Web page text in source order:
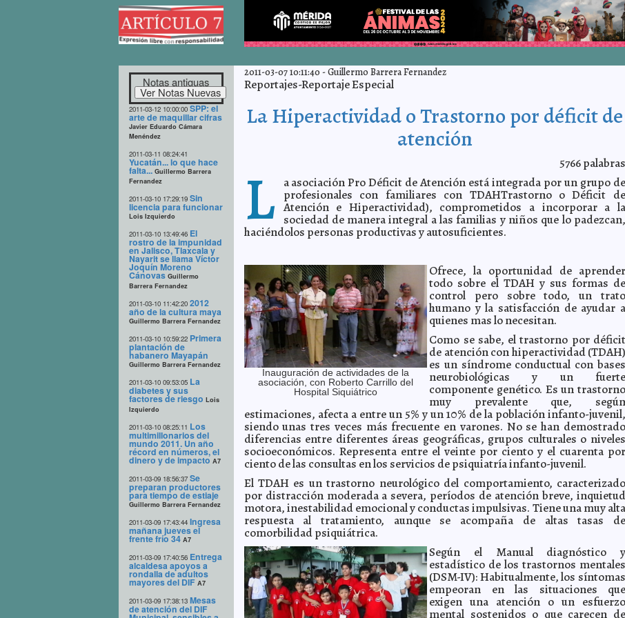
Notas antiguas
2011-03-12 10:00:00 SPP: el
arte de maquillar cifras
Javier Eduardo Cámara
Menéndez
2011-03-11 08:24:41
Yucatán... lo que hace
falta... Guillermo Barrera
Fernandez
2011-03-10 17:29:19 Sin
licencia para funcionar
Lois Izquierdo
2011-03-10 13:49:46 El
rostro de la impunidad
en Jalisco, Tlaxcala y
Nayarit se llama Víctor
Joquín Moreno
Cánovas Guillermo
Barrera Fernandez
2011-03-10 11:42:20 2012
año de la cultura maya
Guillermo Barrera Fernandez
2011-03-10 10:59:22 Primera
plantación de
habanero Mayapán
Guillermo Barrera Fernandez
2011-03-10 09:53:05 La
diabetes y sus
factores de riesgo Lois
Izquierdo
2011-03-10 08:25:11 Los
multimillonarios del
mundo 2011. Un año
récord en números, el
dinero y de impacto A7
2011-03-09 18:56:37 Se
preparan productores
para tiempo de estiaje
Guillermo Barrera Fernandez
2011-03-09 17:43:44 Ingresa
mañana jueves el
frente frío 34 A7
2011-03-09 17:40:56 Entrega
alcaldesa apoyos a
rondalla de adultos
mayores del DIF A7
2011-03-09 17:38:13 Mesas
de atención del DIF
2011-03-07 10:11:40 -Guillermo Barrera Fernandez
Reportajes-Reportaje Especial
La Hiperactividad o Trastorno por déficit de
atención
5766palabras
L a asociación Pro Déficit de Atención está integrada por un grupo de
profesionales con familiares con TDAHTrastorno o Déficit de
Atención e Hiperactividad), comprometidos a incorporar a la
sociedad de manera integral a las familias y niños que lo padezcan,
haciéndolos personas productivas y autosuficientes.
Inauguración de actividades de la
asociación, con Roberto Carrillo del
Hospital Siquiátrico
Ofrece, la oportunidad de aprender
todo sobre el TDAH y sus formas de
control pero sobre todo, un trato
humano y la satisfacción de ayudar a
quienes mas lo necesitan.
Como se sabe, el trastorno por déficit
de atención con hiperactividad (TDAH)
es un síndrome conductual con bases
neurobiológicas y un fuerte
componente genético. Es un trastorno
muy prevalente que, según
estimaciones, afecta a entre un 5% y un 10% de la población infanto-juvenil,
siendo unas tres veces más frecuente en varones. No se han demostrado
diferencias entre diferentes áreas geográficas, grupos culturales o niveles
socioeconómicos. Representa entre el veinte por ciento y el cuarenta por
ciento de las consultas en los servicios de psiquiatría infanto-juvenil.
El TDAH es un trastorno neurológico del comportamiento, caracterizado
por distracción moderada a severa, períodos de atención breve, inquietud
motora, inestabilidad emocional y conductas impulsivas. Tiene una muy alta
respuesta al tratamiento, aunque se acompaña de altas tasas de
comorbilidad psiquiátrica.
Según el Manual diagnóstico y
estadístico de los trastornos mentales
(DSM-IV): Habitualmente, los síntomas
empeoran en las situaciones que
exigen una atención o un esfuerzo
mental sostenidos o que carecen de